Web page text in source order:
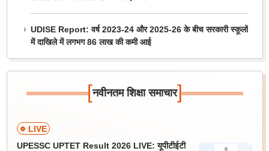
UDISE Report: वर्ष 2023-24 और 2025-26 के बीच सरकारी स्कूलों
में दाखिले में लगभग 86 लाख की कमी आई
[नवीनतम शिक्षा समाचार]
LIVE
UPESSC UPTET Result 2026 LIVE: यूपीटीईटी